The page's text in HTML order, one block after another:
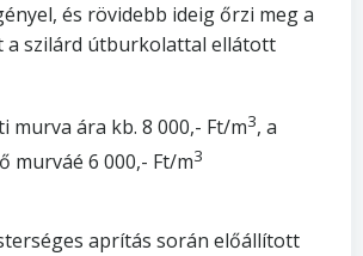
és rövidebb ideig őrzi meg a
a szilárd útburkolattal ellátott
murva ára kb. 8 000,- Ft/m3, a
murváé 6 000,- Ft/m3
aprítás során előállított